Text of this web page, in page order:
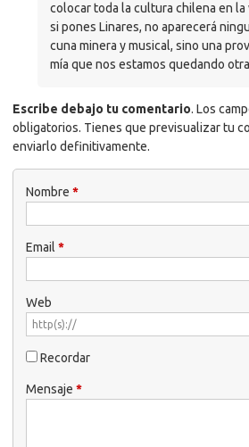
colocar toda la cultura chilena en la
si pones Linares, no aparecerá
cuna minera y musical, sino una
mía que nos estamos quedando
Escribe debajo tu comentario. Los
obligatorios. Tienes que previsualizar tu
enviarlo definitivamente.
Nombre *
Email *
Web
Recordar
Mensaje *